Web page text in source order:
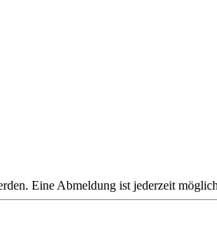
Eine Abmeldung ist jederzeit